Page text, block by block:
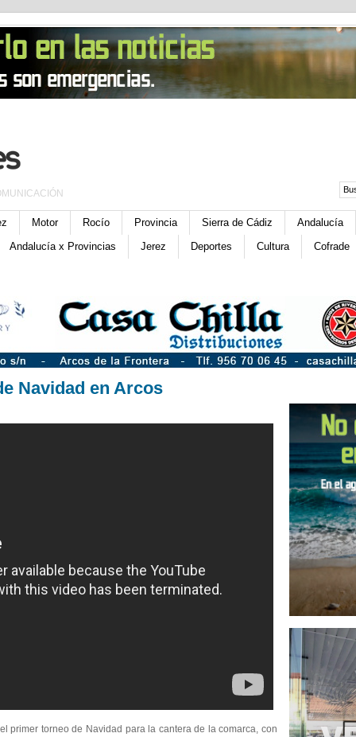
Motor Rocío Provincia Sierra de Cádiz Andalucía
Andalucía x Provincias Jerez Deportes Cultura Cofrade
Navidad en Arcos
primer torneo de Navidad para la cantera de la comarca, con